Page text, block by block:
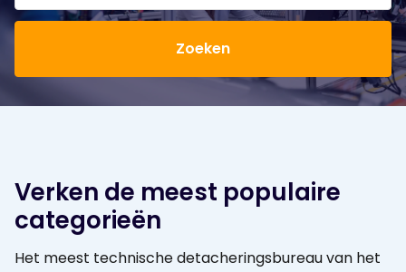
Zoeken
Verken de meest populaire
categorieën
Het meest technische detacheringsbureau van het